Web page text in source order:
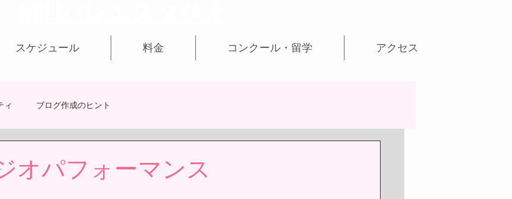
スケジュール 料金 コンクール・留学 アクセス
ィ ブログ作成のヒント
オパフォーマンス